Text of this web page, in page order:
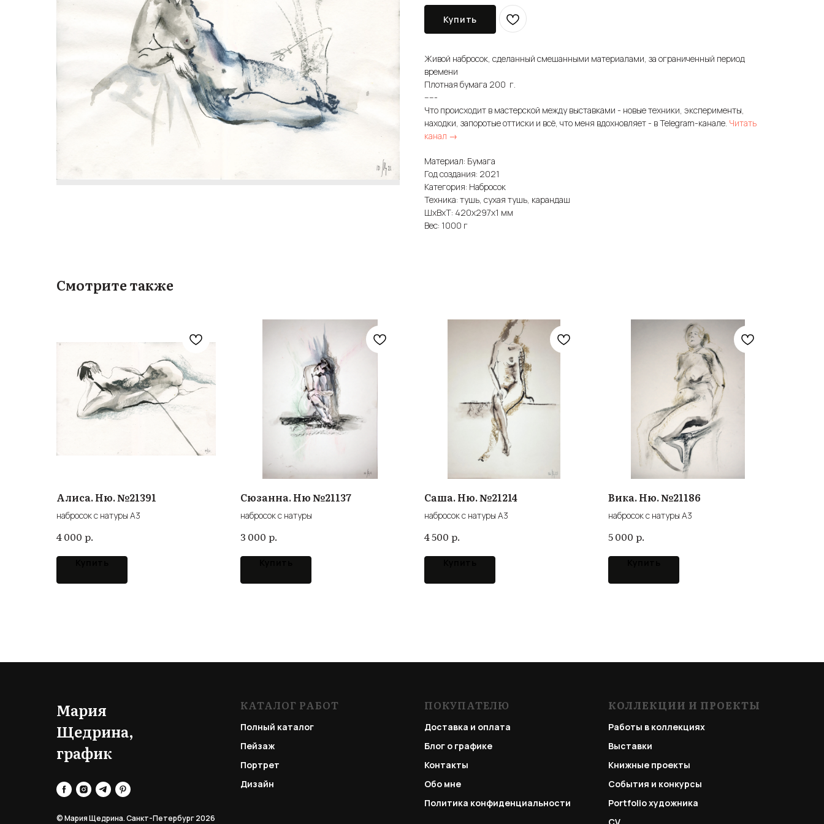
Купить
Живой набросок, сделанный смешанными материалами, за ограниченный период
времени
Плотная бумага 200 г.
-----
Что происходит в мастерской между выставками - новые техники, эксперименты,
находки, запоротые оттиски и всё, что меня вдохновляет - в Telegram-канале. Читать
канал →
Материал: Бумага
Год создания: 2021
Категория: Набросок
Техника: тушь, сухая тушь, карандаш
ШxВxТ: 420x297x1 мм
Вес: 1000 г
Смотрите также
Алиса. Ню. №21391
набросок с натуры А3
4 000 р.
Сюзанна. Ню №21137
набросок с натуры
3 000 р.
Саша. Ню. №21214
набросок с натуры А3
4 500 р.
Вика. Ню. №21186
набросок с натуры А3
5 000 р.
Мария
Щедрина,
график
© Мария Щедрина. Санкт-Петербург 2026
КАТАЛОГ РАБОТ
Полный каталог
Пейзаж
Портрет
Дизайн
ПОКУПАТЕЛЮ
Доставка и оплата
Блог о графике
Контакты
Обо мне
Политика конфиденциальности
КОЛЛЕКЦИИ И ПРОЕКТЫ
Работы в коллекциях
Выставки
Книжные проекты
События и конкурсы
Portfolioхудожника